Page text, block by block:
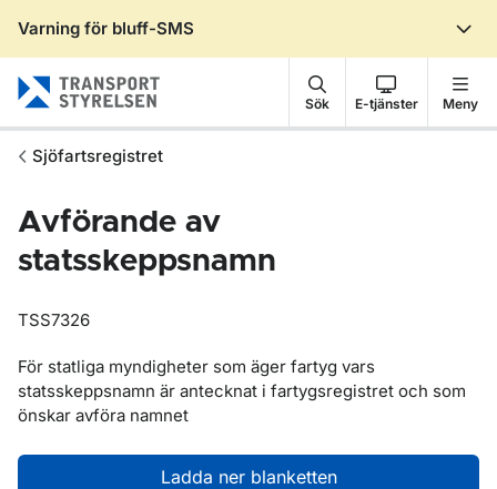
Varning för bluff-SMS
Sök E-tjänster Meny
Sjöfartsregistret
Avförande av
statsskeppsnamn
TSS7326
För statliga myndigheter som äger fartyg vars
statsskeppsnamn är antecknat i fartygsregistret och som
önskar avföra namnet
Ladda ner blanketten